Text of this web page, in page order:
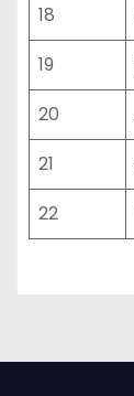
18
19
20
21
22